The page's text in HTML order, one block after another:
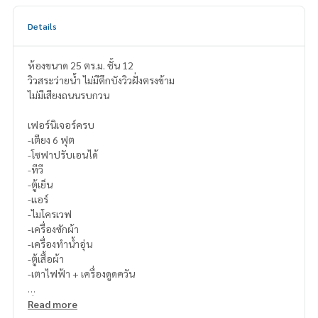
Details
ห้องขนาด 25 ตร.ม. ชั้น 12
วิวสระว่ายน้ำ ไม่มีตึกบังวิวฝั่งตรงข้าม
ไม่มีเสียงถนนรบกวน
เฟอร์นิเจอร์ครบ
-เตียง 6 ฟุต
-โซฟาปรับเอนได้
-ทีวี
-ตู้เย็น
-แอร์
-ไมโครเวฟ
-เครื่องซักผ้า
-เครื่องทำน้ำอุ่น
-ตู้เสื้อผ้า
-เตาไฟฟ้า + เครื่องดูดควัน
ที่จอดรถ 1 คัน/ห้อง
Read more